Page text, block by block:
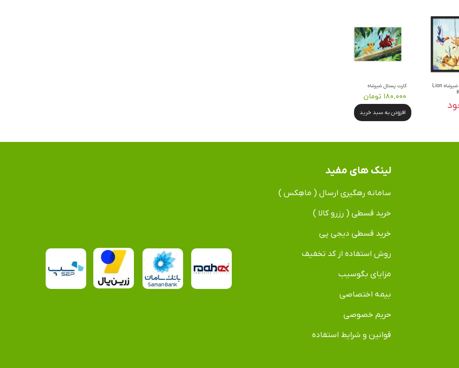
قاب عکس شیرشاه Lion
کارت پستال شیرشاه
۱۸۰,۰۰۰ تومان
افزودن به سبد خرید
لینک های مفید
سامانه رهگیری ارسال ( ماهِکس )
خرید قسطی ( رزرو کالا )
خرید قسطی دیجی پی
روش استفاده از کد تخفیف
مزایای بگوسیب
بیمه اختصاصی
حریم خصوصی
قوانین و شرایط استفاده